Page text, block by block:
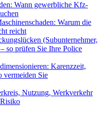
Wann gewerbliche Kfz-
Warum die
reicht
(Subunternehmer,
so prüfen Sie Ihre Police
Karenzzeit,
vermeiden Sie
Nutzung, Werkverkehr